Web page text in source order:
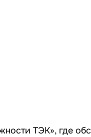
ТЭК», где